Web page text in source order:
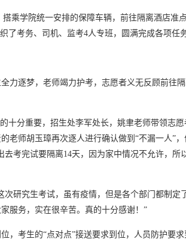
乘学院统一安排的保障车辆，前往隔离酒店准
了考务、司机、监考4人专班，圆满完成各项任务
力逐梦，老师竭力护考，志愿者义无反顾前往
十分重要，招生处李军处长，姚聿老师带领志
老师胡玉璋再次逐人进行确认做到“不漏一人”
考完试要隔离14天，因为家中情况不允许，所
研究生考试，虽有疫情，但是各个部门都制定
服务，实在很辛苦。真的十分感谢！”
，考生的“点对点”接送要求到位，人员防护要